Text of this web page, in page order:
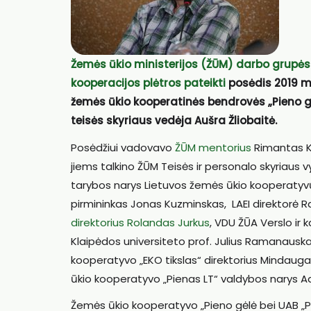
Žemės ūkio ministerijos (ŽŪM) darbo
kooperacijos plėtros pateikti posėdis 2019
žemės ūkio kooperatinės bendrovės „Pieno
teisės skyriaus vedėja Aušra Žliobaitė.
Posėdžiui vadovavo ŽŪM mentorius Rimantas
jiems talkino ŽŪM Teisės ir personalo skyriaus
tarybos narys Lietuvos žemės ūkio
pirmininkas Jonas Kuzminskas, LAEI direktorė
direktorius Rolandas Jurkus, VDU ŽŪA Verslo
Klaipėdos universiteto prof. Julius
kooperatyvo „EKO tikslas“ direktorius
ūkio kooperatyvo „Pienas LT“ valdybos narys
Žemės ūkio kooperatyvo „Pieno gėlė bei UAB